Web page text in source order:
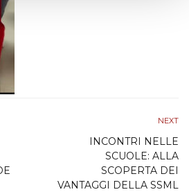
NEXT
INCONTRI NELLE
SCUOLE: ALLA
SCOPERTA DEI
VANTAGGI DELLA SSML